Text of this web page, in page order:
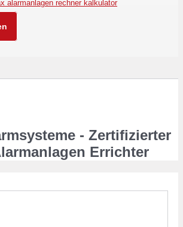
- Zertifizierter
Errichter